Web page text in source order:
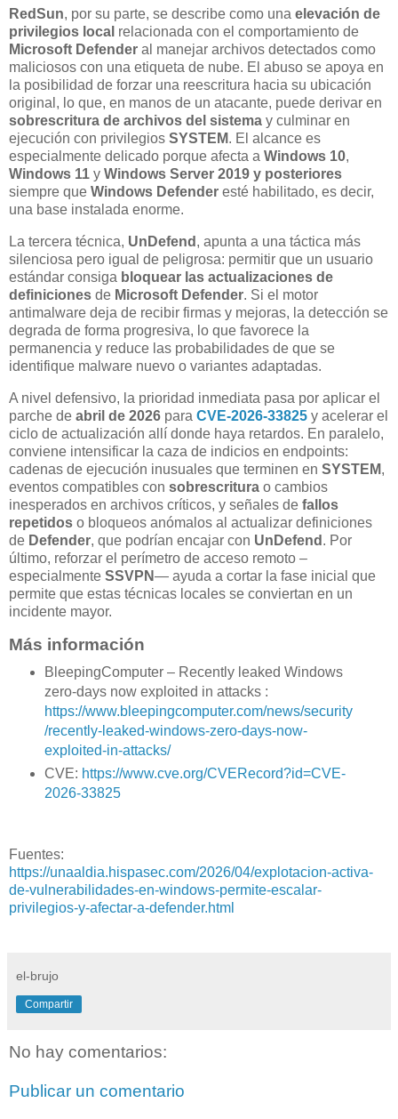
RedSun, por su parte, se describe como una elevación de
privilegios local relacionada con el comportamiento de
Microsoft Defender al manejar archivos detectados como
maliciosos con una etiqueta de nube. El abuso se apoya en
la posibilidad de forzar una reescritura hacia su ubicación
original, lo que, en manos de un atacante, puede derivar en
sobrescritura de archivos del sistema y culminar en
ejecución con privilegios SYSTEM. El alcance es
especialmente delicado porque afecta a Windows 10,
Windows 11 y Windows Server 2019 y posteriores
siempre que Windows Defender esté habilitado, es decir,
una base instalada enorme.
La tercera técnica, UnDefend , apunta a una táctica más
silenciosa pero igual de peligrosa: permitir que un usuario
estándar consiga bloquear las actualizaciones de
definiciones de Microsoft Defender. Si el motor
antimalware deja de recibir firmas y mejoras, la detección se
degrada de forma progresiva, lo que favorece la
permanencia y reduce las probabilidades de que se
identifique malware nuevo o variantes adaptadas.
A nivel defensivo, la prioridad inmediata pasa por aplicar el
parche de abril de 2026 para CVE-2026-33825 y acelerar el
ciclo de actualización allí donde haya retardos. En paralelo,
conviene intensificar la caza de indicios en endpoints:
cadenas de ejecución inusuales que terminen en SYSTEM,
eventos compatibles con sobrescritura o cambios
inesperados en archivos críticos, y señales de fallos
repetidos o bloqueos anómalos al actualizar definiciones
de Defender, que podrían encajar con UnDefend . Por
último, reforzar el perímetro de acceso remoto –
especialmente SSVPN— ayuda a cortar la fase inicial que
permite que estas técnicas locales se conviertan en un
incidente mayor.
Más información
BleepingComputer – Recently leaked Windows
zero-days now exploited in attacks :
https://www.bleepingcomputer.com/news/security
/recently-leaked-windows-zero-days-now-
exploited-in-attacks/
CVE: https://www.cve.org/CVERecord?id=CVE-
2026-33825
Fuentes:
https://unaaldia.hispasec.com/2026/04/explotacion-activa-
de-vulnerabilidades-en-windows-permite-escalar-
privilegios-y-afectar-a-defender.html
el-brujo
Compartir
No hay comentarios:
Publicar un comentario